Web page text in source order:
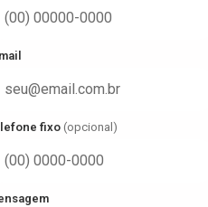
fixo (opcional)